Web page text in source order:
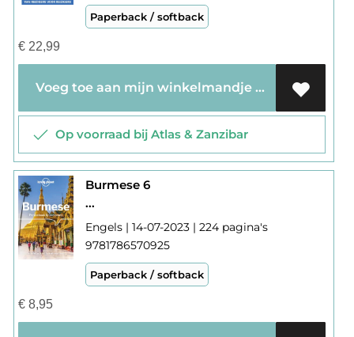
Paperback / softback
€22,99
Voeg toe aan mijn winkelmandje
Op voorraad bij Atlas & Zanzibar
Burmese 6
...
Engels | 14-07-2023 | 224 pagina's
9781786570925
Paperback / softback
€8,95